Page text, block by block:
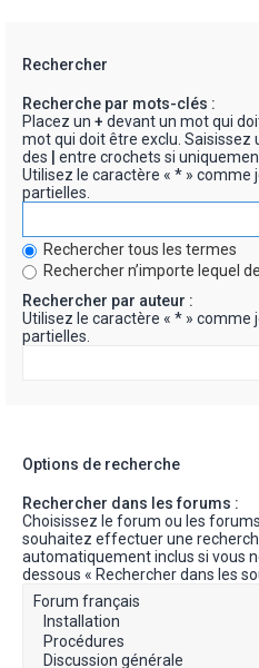
Rechercher
Recherche par mots-clés :
Placez un + devant un mot qui
mot qui doit être exclu. Saisissez
des
entre crochets si
Utilisez le caractère « * » comme
partielles.
Rechercher tous les termes
Rechercher n’importe lequel
Rechercher par auteur :
Utilisez le caractère « * » comme
partielles.
Options de recherche
Rechercher dans les forums :
Choisissez le forum ou les
souhaitez effectuer une
automatiquement inclus si vous
dessous « Rechercher dans les